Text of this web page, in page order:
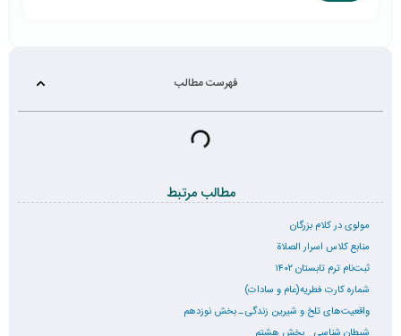
فهرست مطالب
مطالب مرتبط
مولوی در کلام بزرگان
منابع کلاس اسرار الصلاة
ثبت‌نام ترم تابستان ۱۴۰۲
شماره کارت فطریه(عام و سادات)
واقعیت‌های تلخ و شیرین زندگی ـ بخش نوزدهم